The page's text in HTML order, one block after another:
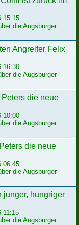
15:15
die Augsburger
Angreifer Felix
16:30
die Augsburger
die neue
10:00
die Augsburger
die neue
06:45
die Augsburger
junger, hungriger
11:15
die Augsburger